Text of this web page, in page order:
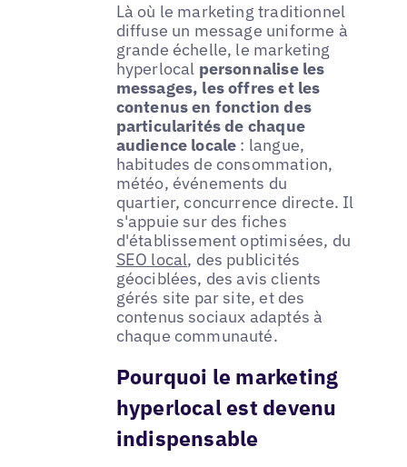
Là où le marketing traditionnel
diffuse un message uniforme à
grande échelle, le marketing
hyperlocal personnalise les
messages, les offres et les
contenus en fonction des
particularités de chaque
audience locale : langue,
habitudes de consommation,
météo, événements du
quartier, concurrence directe. Il
s'appuie sur des fiches
d'établissement optimisées, du
SEO local, des publicités
géociblées, des avis clients
gérés site par site, et des
contenus sociaux adaptés à
chaque communauté.
Pourquoi le marketing
hyperlocal est devenu
indispensable